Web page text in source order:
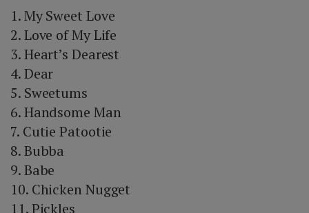
1. My Sweet Love
2. Love of My Life
3. Heart’s Dearest
4. Dear
5. Sweetums
6. Handsome Man
7. Cutie Patootie
8. Bubba
9. Babe
10. Chicken Nugget
11. Pickles